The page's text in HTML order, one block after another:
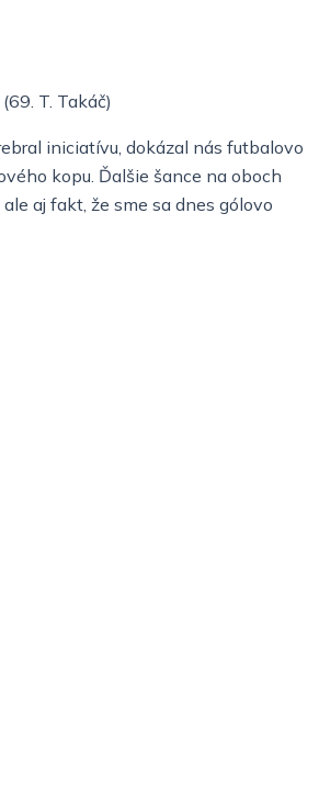
T. Takáč)
iniciatívu, dokázal nás futbalovo
kopu. Ďalšie šance na oboch
aj fakt, že sme sa dnes gólovo